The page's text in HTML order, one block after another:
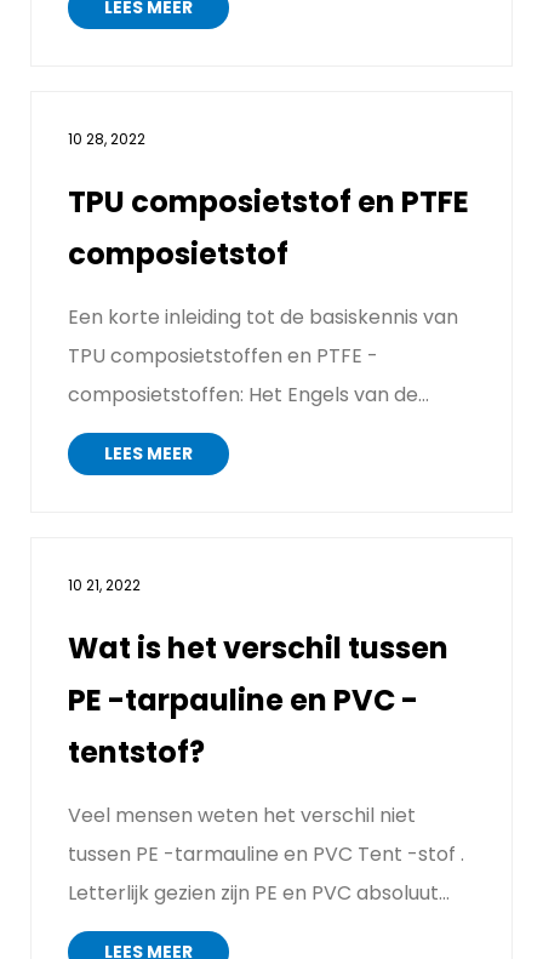
LEES MEER
10 28, 2022
TPU composietstof en PTFE
composietstof
Een korte inleiding tot de basiskennis van
TPU composietstoffen en PTFE -
composietstoffen: Het Engels van de
samengestelde stof is: "Laminatiest...
LEES MEER
10 21, 2022
Wat is het verschil tussen
PE -tarpauline en PVC -
tentstof?
Veel mensen weten het verschil niet
tussen PE -tarmauline en PVC Tent -stof .
Letterlijk gezien zijn PE en PVC absoluut
anders. Het volgende...
LEES MEER